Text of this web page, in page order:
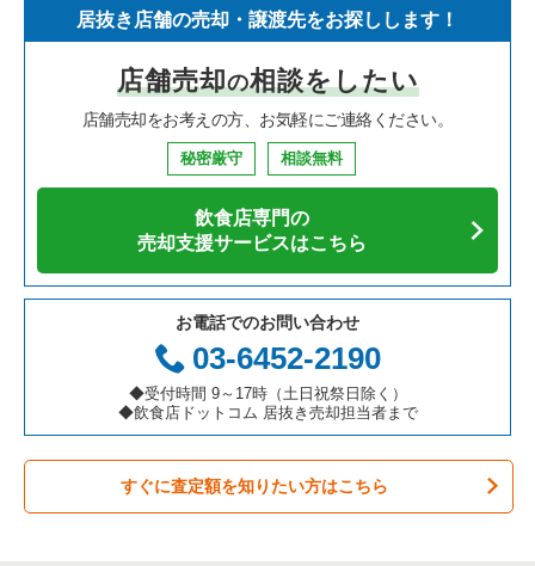
寿司の居抜き売却物件の案件一覧
焼肉の居抜き売却物件の案件一覧
鉄板焼き・お好み焼の居抜き売却物件の案件一覧
カフェの居抜き売却物件の案件一覧
テイクアウトの居抜き売却物件の案件一覧
お弁当・惣菜・デリの居抜き売却物件の案件一覧
カラオケ・パブ・スナックの居抜き売却物件の案件一覧
バーの居抜き売却物件の案件一覧
居酒屋・ダイニングバーの居抜き売却物件の案件一覧
神奈川県の飲食店の居抜き売却物件の案件一覧
大阪府の飲食店の居抜き売却物件の案件一覧
兵庫県の飲食店の居抜き売却物件の案件一覧
愛知県の飲食店の居抜き売却物件の案件一覧
岐阜県の飲食店の居抜き売却物件の案件一覧
三重県の飲食店の居抜き売却物件の案件一覧
浦安市の飲食店の居抜き売却物件の案件一覧
市川市の飲食店の居抜き売却物件の案件一覧
松戸市の飲食店の居抜き売却物件の案件一覧
袖ヶ浦市の飲食店の居抜き売却物件の案件一覧
君津市の飲食店の居抜き売却物件の案件一覧
習志野市の飲食店の居抜き売却物件の案件一覧
千葉市美浜区の飲食店の居抜き売却物件の案件一覧
佐倉市の飲食店の居抜き売却物件の案件一覧
四街道市の飲食店の居抜き売却物件の案件一覧
千葉県のイタリア料理の居抜き売却物件の案件一覧
千葉県の中華の居抜き売却物件の案件一覧
千葉県のそば・うどんの居抜き売却物件の案件一覧
千葉県の焼肉の居抜き売却物件の案件一覧
千葉県の鉄板焼き・お好み焼の居抜き売却物件の案件一覧
千葉県のアジア料理の居抜き売却物件の案件一覧
千葉県のカフェの居抜き売却物件の案件一覧
千葉県のテイクアウトの居抜き売却物件の案件一覧
千葉県のお弁当・惣菜・デリの居抜き売却物件の案件一覧
千葉市中央区のフランス料理の居抜き売却物件の案件一覧
千葉市中央区のイタリア料理の居抜き売却物件の案件一覧
千葉市中央区の中華の居抜き売却物件の案件一覧
千葉市中央区のカフェの居抜き売却物件の案件一覧
千葉市中央区のテイクアウトの居抜き売却物件の案件一覧
千葉市中央区のお弁当・惣菜・デリの居抜き売却物件の案件一
千葉市中央区のカラオケ・パブ・スナックの居抜き売却物件の
案件一覧
千葉市中央区のバーの居抜き売却物件の案件一覧
居抜き店舗の売却・譲渡先をお探しします！
店舗売却の相談をしたい
店舗売却をお考えの方、お気軽にご連絡ください。
秘密厳守 相談無料
飲食店専門の
売却支援サービスはこちら
お電話でのお問い合わせ
03-6452-2190
◆受付時間 9～17時（土日祝祭日除く）
◆飲食店ドットコム 居抜き売却担当者まで
すぐに査定額を知りたい方はこちら